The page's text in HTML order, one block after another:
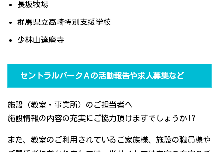
長坂牧場
群馬県立高崎特別支援学校
少林山達磨寺
セントラルパークＡの活動報告や求人募集など
施設（教室・事業所）のご担当者へ
施設情報の内容の充実にご協力頂けますでしょうか!?
また、教室のご利用されているご家族様、施設の職員様や